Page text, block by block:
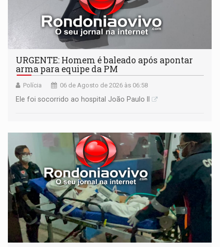
URGENTE: Homem é baleado após apontar
arma para equipe da PM
Polícia 06 de Agosto de 2026 às 06:58
Ele foi socorrido ao hospital João Paulo II